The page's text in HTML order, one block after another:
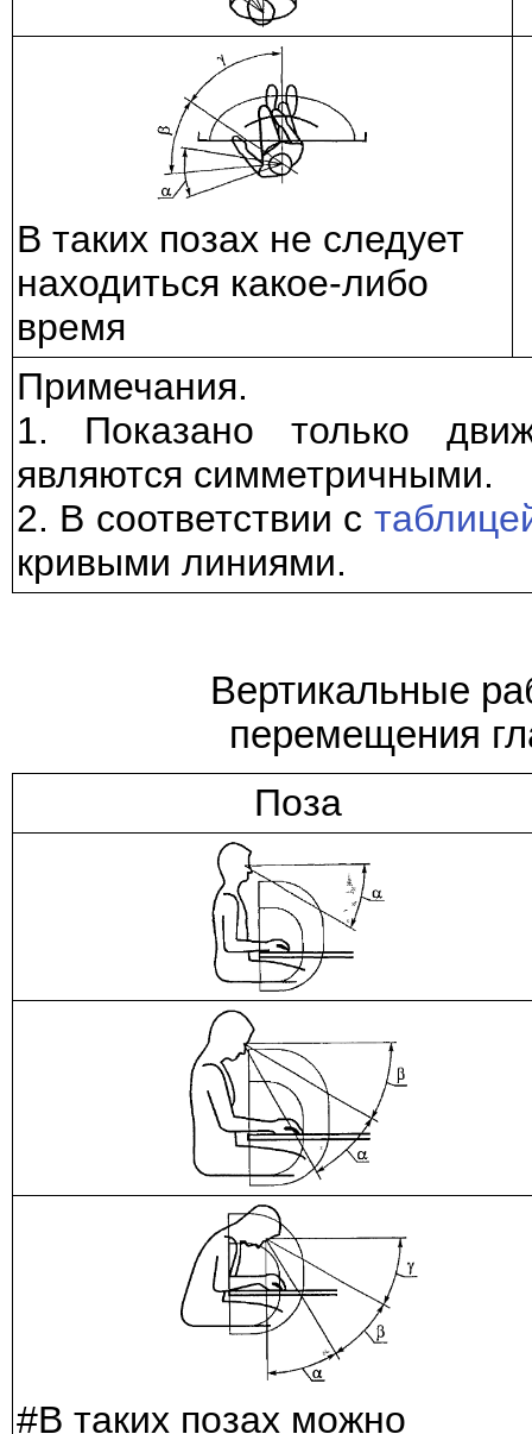
В таких позах не следует
находиться какое-либо
время
Примечания.
1. Показано только
являются симметричными.
2. В соответствии с
кривыми линиями.
Вертикальные
перемещения
Поза
#В таких позах можно